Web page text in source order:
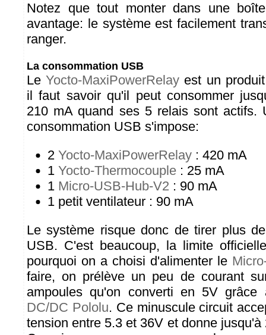
Notez que tout monter dans une
avantage: le système est facilement
ranger.
La consommation USB
LeYocto-MaxiPowerRelay est un
il faut savoir qu'il peut consommer
210 mA quand ses 5 relais sont actifs.
consommation USB s'impose:
2 Yocto-MaxiPowerRelay : 420 mA
1 Yocto-Thermocouple : 25 mA
1 Micro-USB-Hub-V2 : 90 mA
1 petit ventilateur : 90 mA
Le système risque donc de tirer plus
USB. C'est beaucoup, la limite
pourquoi on a choisi d'alimenter le
faire, on prélève un peu de courant
ampoules qu'on converti en 5V
DC/DC Pololu. Ce minuscule circuit
tension entre 5.3 et 36V et donne